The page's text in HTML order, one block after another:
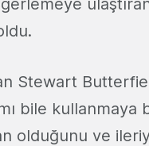
Stewart
bile kullanmaya
olduğunu ve